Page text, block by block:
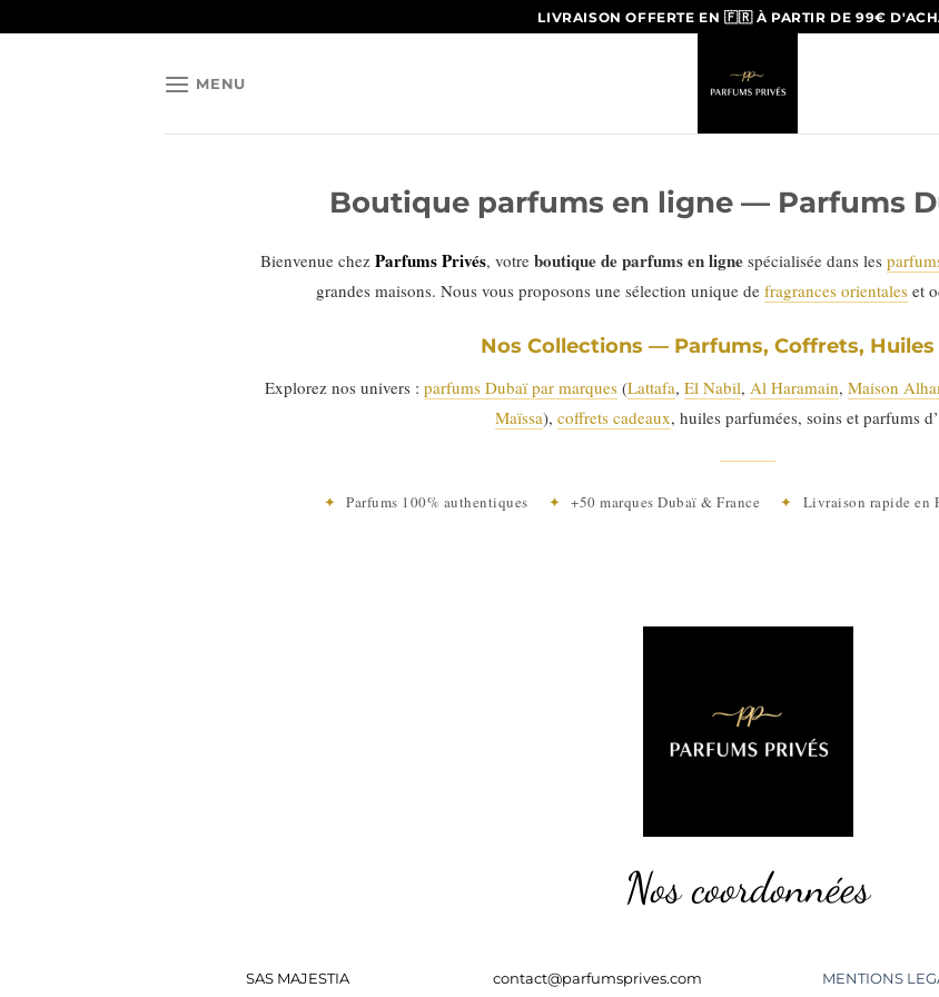
au
LIVRAISON OFFERTE EN 🇫🇷 À PARTIR DE 99€
MENU
Boutique parfums en ligne — Parfums
Bienvenue chez Parfums Privés, votre boutique de parfums en lignespécialisée dans les
grandes maisons. Nous vous proposons une sélection unique de fragrances orientaleset
Nos Collections — Parfums, Coffrets, Huiles
Explorez nos univers : parfums Dubaï par marques (Lattafa, El Nabil, Al Haramain, Maison
Maïssa), coffrets cadeaux, huiles parfumées, soins et parfums
✦ Parfums 100% authentiques ✦ +50 marques Dubaï & France ✦ Livraison rapide
Nos coordonnées
SAS MAJESTIA contact@parfumsprives.com MENTIONS